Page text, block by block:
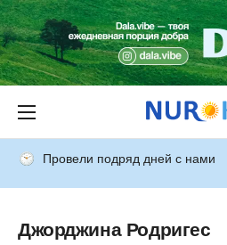
Провели подряд дней с нами
Джорджина Родригес